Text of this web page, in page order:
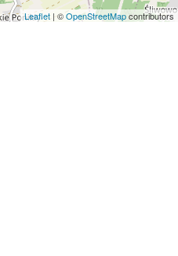
Leaflet| ©OpenStreetMapcontributors